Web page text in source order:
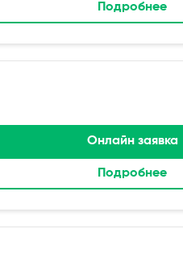
Подробнее
Онлайн заявка
Подробнее